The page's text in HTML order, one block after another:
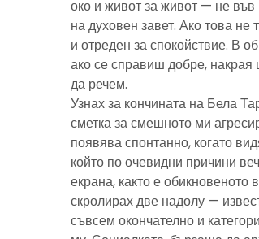
око и живот за живот — не
на духовен завет. Ако това
и отреден за спокойствие. В
ако се справиш добре, накрая
да речем.
Узнах за кончината на Бела
сметка за смешното ми
появява спонтанно, когато
който по очевидни причини
екрана, както е
скролирах две надолу —
съвсем окончателно и